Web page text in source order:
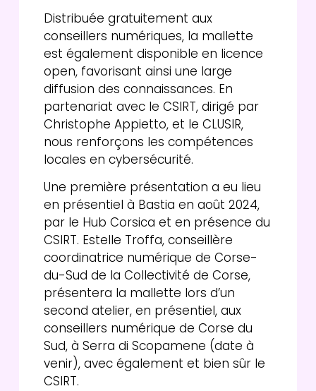
Distribuée gratuitement aux
conseillers numériques, la mallette
est également disponible en licence
open, favorisant ainsi une large
diffusion des connaissances. En
partenariat avec le CSIRT, dirigé par
Christophe Appietto, et le CLUSIR,
nous renforçons les compétences
locales en cybersécurité.
Une première présentation a eu lieu
en présentiel à Bastia en août 2024,
par le Hub Corsica et en présence du
CSIRT. Estelle Troffa, conseillère
coordinatrice numérique de Corse-
du-Sud de la Collectivité de Corse,
présentera la mallette lors d’un
second atelier, en présentiel, aux
conseillers numérique de Corse du
Sud, à Serra di Scopamene (date à
venir), avec également et bien sûr le
CSIRT.